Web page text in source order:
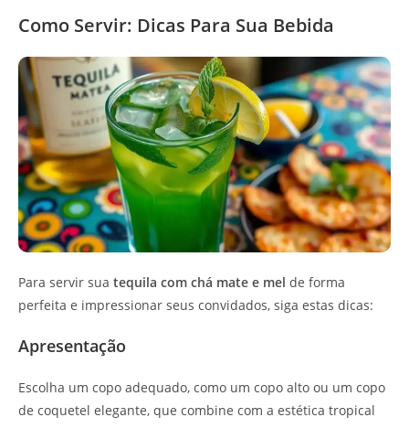
Como Servir: Dicas Para Sua Bebida
Para servir sua tequila com chá mate e mel de forma
perfeita e impressionar seus convidados, siga estas dicas:
Apresentação
Escolha um copo adequado, como um copo alto ou um copo
de coquetel elegante, que combine com a estética tropical